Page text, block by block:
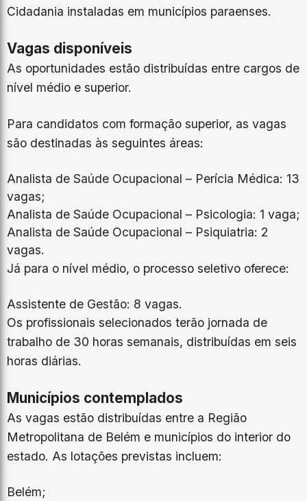
Cidadania instaladas em municípios paraenses.
Vagas disponíveis
As oportunidades estão distribuídas entre cargos de
nível médio e superior.
Para candidatos com formação superior, as vagas
são destinadas às seguintes áreas:
Analista de Saúde Ocupacional – Perícia Médica: 13
vagas;
Analista de Saúde Ocupacional – Psicologia: 1 vaga;
Analista de Saúde Ocupacional – Psiquiatria: 2
vagas.
Já para o nível médio, o processo seletivo oferece:
Assistente de Gestão: 8 vagas.
Os profissionais selecionados terão jornada de
trabalho de 30 horas semanais, distribuídas em seis
horas diárias.
Municípios contemplados
As vagas estão distribuídas entre a Região
Metropolitana de Belém e municípios do interior do
estado. As lotações previstas incluem:
Belém;